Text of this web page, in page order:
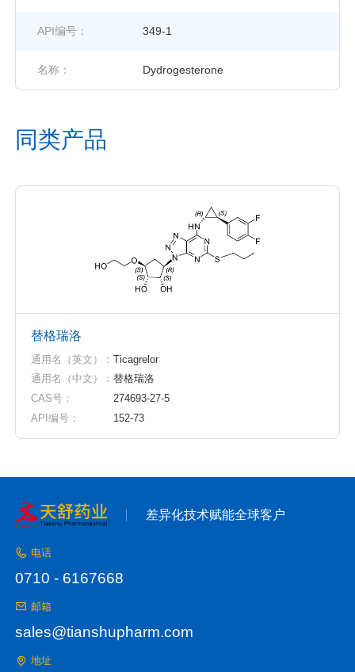
API编号： 349-1
名称： Dydrogesterone
同类产品
替格瑞洛
通用名（英文）：Ticagrelor
通用名（中文）：替格瑞洛
CAS号：
274693-27-5
API编号：
152-73
差异化技术赋能全球客户
电话
0710 - 6167668
邮箱
sales@tianshupharm.com
地址